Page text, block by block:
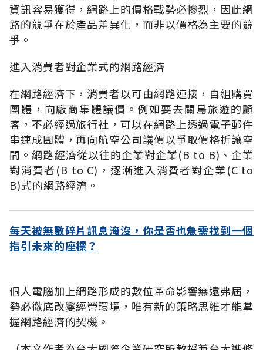
資訊容易獲得，網路上的價格戰勢必慘烈，因此網
路的競爭在於產品差異化，而非以價格為主要的競
爭。
進入消費者對企業式的網路經濟
在網路經濟下，消費者以可由網路連接，自組購買
團體，向廠商集體議價。例如要去關島旅遊的顧
客，不必經過旅行社，可以在網路上透過電子郵件
串連成團體，再向航空公司議價以爭取價格折讓空
間。網路經濟從以往的企業對企業(B to B)、企業
對消費者(B to C)，逐漸進入消費者對企業(C to
B)式的網路經濟。
每天被無數碎片訊息淹沒，你是否也急需找到一個
指引未來的座標？
個人電腦加上網路形成的數位革命影響無遠弗屆，
勢必徹底改變經營環境，唯有新的策略思維才能掌
握網路經濟的契機。